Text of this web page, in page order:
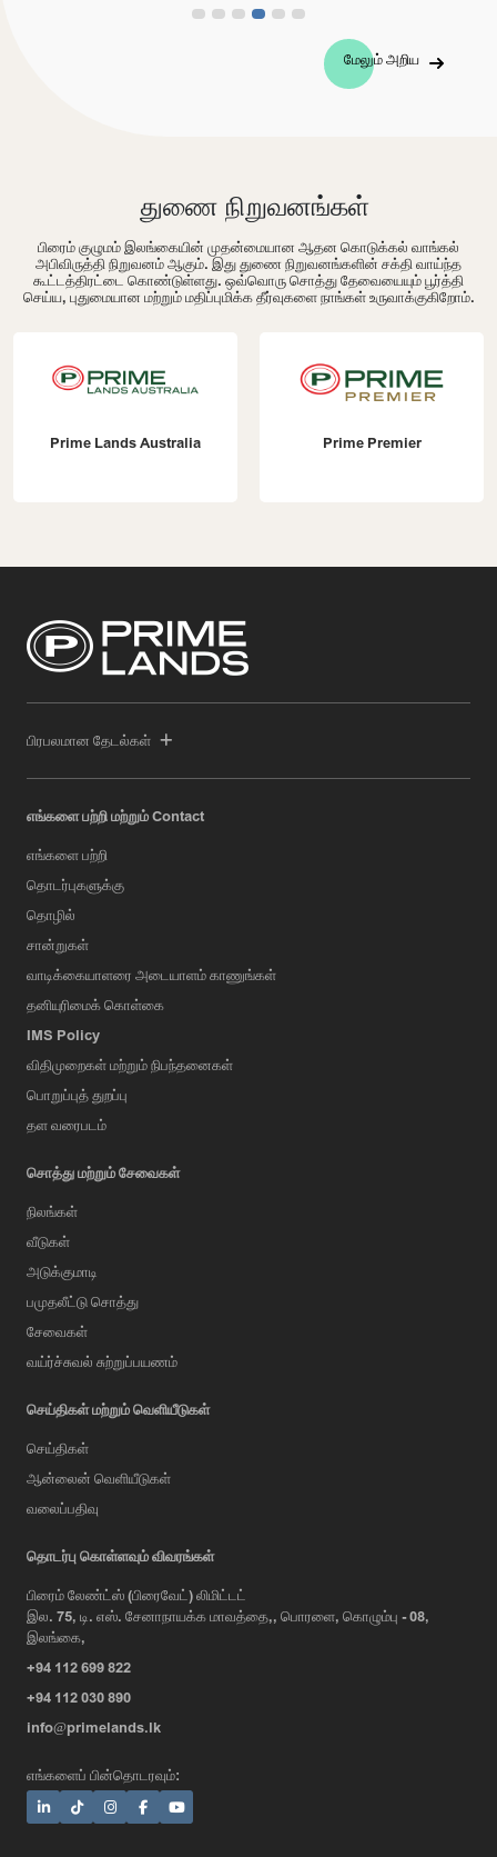
மேலும் அறிய
துணை நிறுவனங்கள்
பிரைம் குழுமம் இலங்கையின் முதன்மையான ஆதன கொடுக்கல் வாங்கல்
அபிவிருத்தி நிறுவனம் ஆகும். இது துணை நிறுவனங்களின் சக்தி வாய்ந்த
கூட்டத்திரட்டை கொண்டுள்ளது. ஒவ்வொரு சொத்து தேவையையும் பூர்த்தி
செய்ய, புதுமையான மற்றும் மதிப்புமிக்க தீர்வுகளை நாங்கள் உருவாக்குகிறோம்.
Prime Lands Australia Prime Premier
பிரபலமான தேடல்கள்
எங்களை பற்றி மற்றும் Contact
எங்களை பற்றி
தொடர்புகளுக்கு
தொழில்
சான்றுகள்
வாடிக்கையாளரை அடையாளம் காணுங்கள்
தனியுரிமைக் கொள்கை
IMS Policy
விதிமுறைகள் மற்றும் நிபந்தனைகள்
பொறுப்புத் துறப்பு
தள வரைபடம்
சொத்து மற்றும் சேவைகள்
நிலங்கள்
வீடுகள்
அடுக்குமாடி
பமுதலீட்டு சொத்து
சேவைகள்
வய்ர்ச்சுவல் சுற்றுப்பயணம்
செய்திகள் மற்றும் வெளியீடுகள்
செய்திகள்
ஆன்லைன் வெளியீடுகள்
வலைப்பதிவு
தொடர்பு கொள்ளவும் விவரங்கள்
பிரைம் லேண்ட்ஸ் (பிரைவேட்) லிமிட்டட்
இல. 75, டி. எஸ். சேனாநாயக்க மாவத்தை,, பொரளை, கொழும்பு - 08,
இலங்கை,
+94 112 699 822
+94 112 030 890
info@primelands.lk
எங்களைப் பின்தொடரவும்: